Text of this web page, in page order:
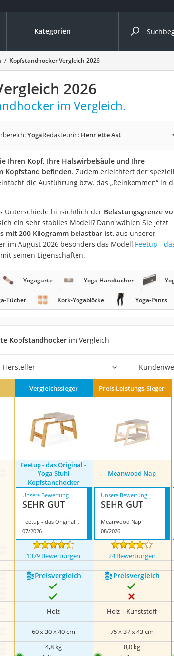
Kategorien
Die beliebtesten Vergleiche nach Kategorie
Freizeit & Sport
Gartentrampolin
Trampolin
Metalldetektor
Trampolin 366 cm
Aluminium-Koffer
Futterboot
E-Bike-Dreirad
Trekkingschuhe Herren
Reisetasche mit Rollen
Klimmzugstation
Nachtsichtgerät
Faltschloss
Vibrationsplatte
Sicherheitsweste Reiten
Service
Kopfstandhocker Vergleich 2026
2026
im Vergleich.
YogaRedakteurin: Henriette Ast
Ihren Kopf, Ihre Halswirbelsäule und Ihre
Kopfstand befinden. Zudem erleichtert der
die Ausführung bzw. das „Reinkommen“ in
Unterschiede hinsichtlich der Belastungsgrenze
ein sehr stabiles Modell? Dann wählen Sie jetzt
mit 200 Kilogramm belastbar ist, aus unserer
im August 2026 besonders das Modell Feetup -
mit seinen Eigenschaften.
Yogagurte Yoga-Handtücher
Tücher Kork-Yogablöcke Yoga-Pants
Kopfstandhocker im Vergleich
Hersteller
Vergleichssieger Preis-Leistungs-Sieger
Feetup - das Original -
Yoga Stuhl
Kopfstandhocker
Meanwood Nap
Unsere Bewertung
SEHR GUT
Feetup - das Original - Yoga Stuhl Kopfstandhocker
07/2026
Unsere Bewertung
SEHR GUT
Meanwood Nap
08/2026
1379 Bewertungen 24 Bewertungen
Preis­vergleich Preis­vergleich
Holz Holz | Kunststoff
60 x 30 x 40 cm 75 x 37 x 43 cm
4,8 kg 8,0 kg